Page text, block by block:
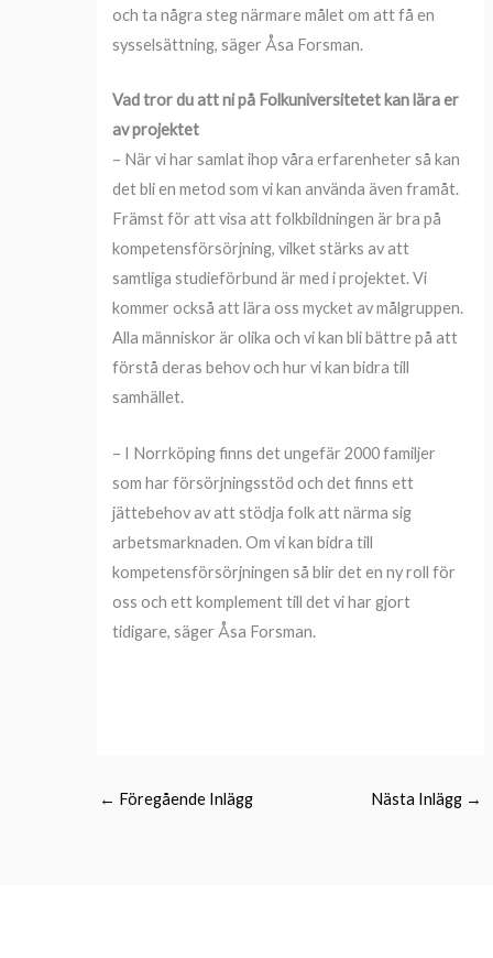
och ta några steg närmare målet om att få en
sysselsättning, säger Åsa Forsman.
Vad tror du att ni på Folkuniversitetet kan lära er
av projektet
– När vi har samlat ihop våra erfarenheter så kan
det bli en metod som vi kan använda även framåt.
Främst för att visa att folkbildningen är bra på
kompetensförsörjning, vilket stärks av att
samtliga studieförbund är med i projektet. Vi
kommer också att lära oss mycket av målgruppen.
Alla människor är olika och vi kan bli bättre på att
förstå deras behov och hur vi kan bidra till
samhället.
– I Norrköping finns det ungefär 2000 familjer
som har försörjningsstöd och det finns ett
jättebehov av att stödja folk att närma sig
arbetsmarknaden. Om vi kan bidra till
kompetensförsörjningen så blir det en ny roll för
oss och ett komplement till det vi har gjort
tidigare, säger Åsa Forsman.
← Föregående Inlägg Nästa Inlägg →